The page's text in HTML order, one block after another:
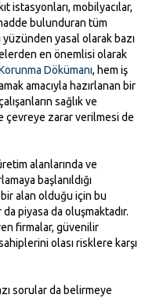
istasyonları, mobilyacılar,
bulunduran tüm
yasal olarak bazı
en önemlisi olarak
Dökümanı, hem iş
amacıyla hazırlanan bir
sağlık ve
çevreye zarar verilmesi de
alanlarında ve
başlanıldığı
alan olduğu için bu
piyasa da oluşmaktadır.
firmalar, güvenilir
olası risklere karşı
sorular da belirmeye